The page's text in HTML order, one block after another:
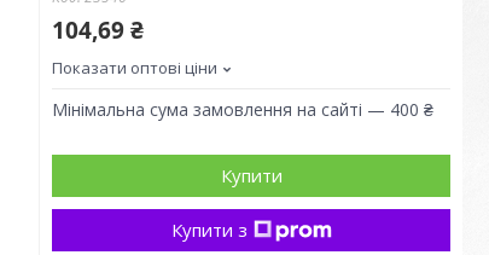
104,69 ₴
Показати оптові ціни
Мінімальна сума замовлення на сайті — 400 ₴
Купити
Купити з